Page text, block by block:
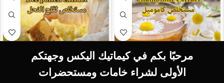
مرحبًا بكم في كيماتيك اليكس وجهتكم
الأولى لشراء خامات ومستحضرات